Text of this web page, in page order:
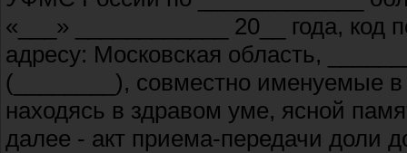
«___» ____________ 20__ года, код
адресу: Московская область,
(________), совместно именуемые
находясь в здравом уме, ясной
далее - акт приема-передачи доли